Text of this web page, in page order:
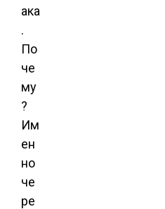
ака
.
По
че
му
?
Им
ен
но
че
ре